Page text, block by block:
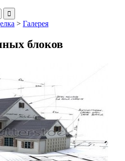
> Галерея
блоков